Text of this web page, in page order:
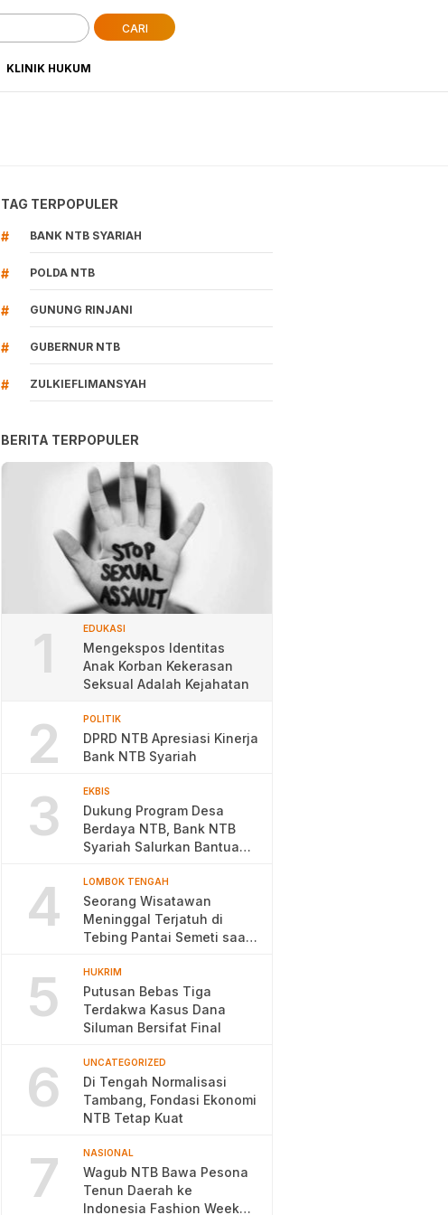
CARI
KLINIK HUKUM
TAG TERPOPULER
# BANK NTB SYARIAH
# POLDA NTB
# GUNUNG RINJANI
# GUBERNUR NTB
# ZULKIEFLIMANSYAH
BERITA TERPOPULER
1 EDUKASI
Mengekspos Identitas
Anak Korban Kekerasan
Seksual Adalah Kejahatan
2 POLITIK
DPRD NTB Apresiasi Kinerja
Bank NTB Syariah
3 EKBIS
Dukung Program Desa
Berdaya NTB, Bank NTB
Syariah Salurkan Bantuan
4 LOMBOK TENGAH
Seorang Wisatawan
Meninggal Terjatuh di
Tebing Pantai Semeti saat
5 HUKRIM
Putusan Bebas Tiga
Terdakwa Kasus Dana
Siluman Bersifat Final
6 UNCATEGORIZED
Di Tengah Normalisasi
Tambang, Fondasi Ekonomi
NTB Tetap Kuat
7 NASIONAL
Wagub NTB Bawa Pesona
Tenun Daerah ke
Indonesia Fashion Week